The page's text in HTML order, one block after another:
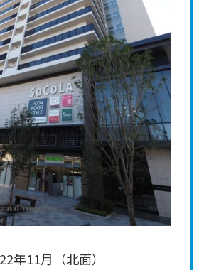
年11月（北面）